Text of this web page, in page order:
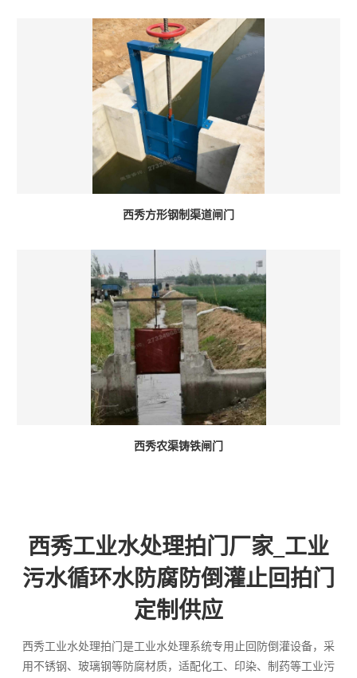
西秀方形钢制渠道闸门
西秀农渠铸铁闸门
西秀工业水处理拍门厂家_工业
污水循环水防腐防倒灌止回拍门
定制供应
西秀工业水处理拍门是工业水处理系统专用止回防倒灌设备，采
用不锈钢、玻璃钢等防腐材质，适配化工、印染、制药等工业污